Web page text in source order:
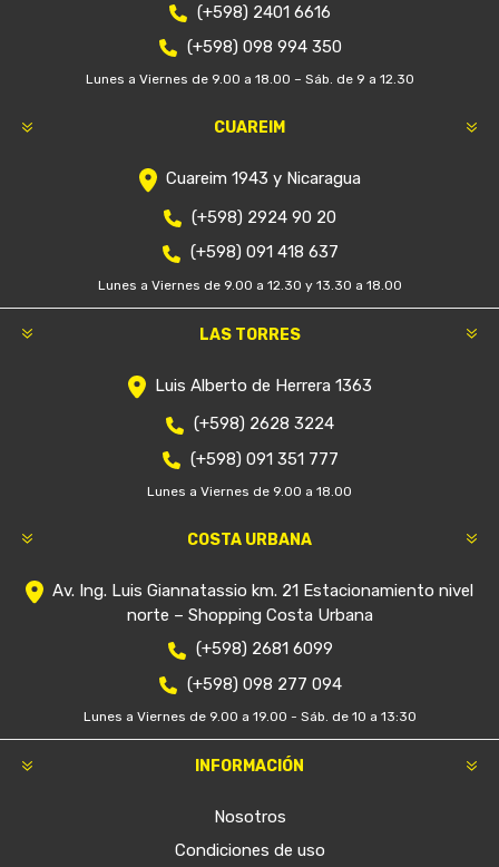
(+598) 2401 6616
(+598) 098 994 350
Lunes a Viernes de 9.00 a 18.00 – Sáb. de 9 a 12.30
CUAREIM
Cuareim 1943 y Nicaragua
(+598) 2924 90 20
(+598) 091 418 637
Lunes a Viernes de 9.00 a 12.30 y 13.30 a 18.00
LAS TORRES
Luis Alberto de Herrera 1363
(+598) 2628 3224
(+598) 091 351 777
Lunes a Viernes de 9.00 a 18.00
COSTA URBANA
Av. Ing. Luis Giannatassio km. 21 Estacionamiento nivel
norte – Shopping Costa Urbana
(+598) 2681 6099
(+598) 098 277 094
Lunes a Viernes de 9.00 a 19.00 - Sáb. de 10 a 13:30
INFORMACIÓN
Nosotros
Condiciones de uso